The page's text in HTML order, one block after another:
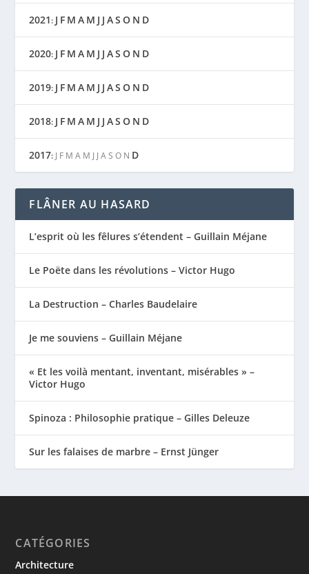
2021: J F M A M J J AS O N D
2020: J F M A M J J AS O N D
2019: J F M A M J J AS O N D
2018: J F M A M J J AS O N D
2017: J F M A M J J A S O N D
FLÂNER AU HASARD
L’esprit où les fêlures s’étendent – Guillain Méjane
Le Poëte dans les révolutions – Victor Hugo
La Destruction – Charles Baudelaire
Je me souviens – Guillain Méjane
« Et les voilà mentant, inventant, misérables » –
Victor Hugo
Spinoza : Philosophie pratique – Gilles Deleuze
Sur les falaises de marbre – Ernst Jünger
CATÉGORIES
Architecture